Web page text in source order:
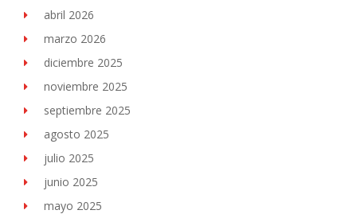
abril 2026
marzo 2026
diciembre 2025
noviembre 2025
septiembre 2025
agosto 2025
julio 2025
junio 2025
mayo 2025